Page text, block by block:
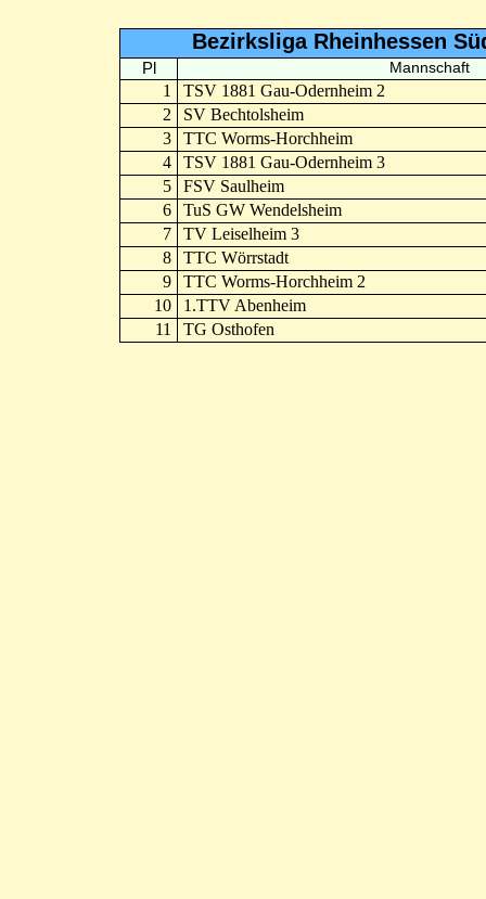
Bezirksliga Rheinhessen
Pl Mannschaft
1
TSV 1881 Gau-Odernheim 2
2
SV Bechtolsheim
3
TTC Worms-Horchheim
4
TSV 1881 Gau-Odernheim 3
5
FSV Saulheim
6
TuS GW Wendelsheim
7
TV Leiselheim 3
8
TTC Wörrstadt
9
TTC Worms-Horchheim 2
10
1.TTV Abenheim
11
TG Osthofen